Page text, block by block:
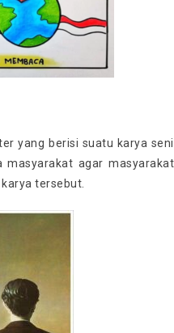
yang berisi suatu karya seni
masyarakat agar masyarakat
tersebut.